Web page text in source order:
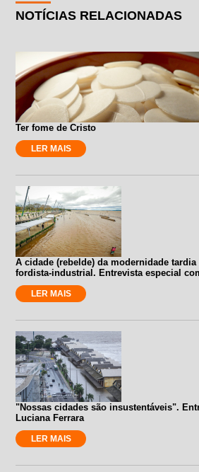
NOTÍCIAS RELACIONADAS
Ter fome de Cristo
LER MAIS
A cidade (rebelde) da modernidade
fordista-industrial. Entrevista especial
LER MAIS
"Nossas cidades são insustentáveis".
Luciana Ferrara
LER MAIS